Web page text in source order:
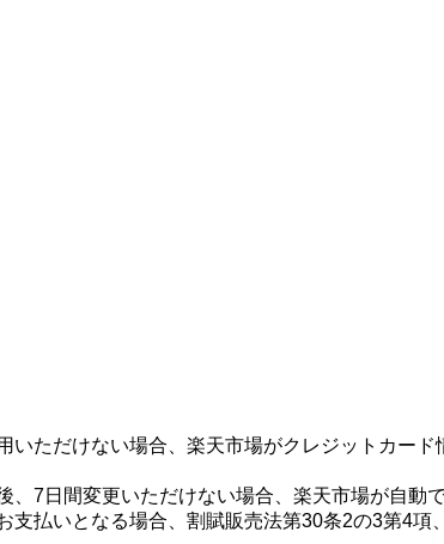
ただけない場合、楽天市場がクレジットカー
7日間変更いただけない場合、楽天市場が自動
払いとなる場合、割賦販売法第30条2の3第4項